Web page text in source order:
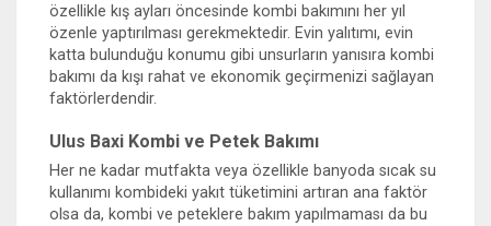
özellikle kış ayları öncesinde kombi bakımını her yıl
özenle yaptırılması gerekmektedir. Evin yalıtımı, evin
katta bulunduğu konumu gibi unsurların yanısıra kombi
bakımı da kışı rahat ve ekonomik geçirmenizi sağlayan
faktörlerdendir.
Ulus Baxi Kombi ve Petek Bakımı
Her ne kadar mutfakta veya özellikle banyoda sıcak su
kullanımı kombideki yakıt tüketimini artıran ana faktör
olsa da, kombi ve peteklere bakım yapılmaması da bu